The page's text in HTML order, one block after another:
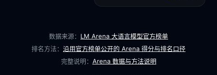
数据来源： LM Arena 大语言模型官方榜单
排名方法： 沿用官方榜单公开的 Arena 得分与排名口径
完整说明： Arena 数据与方法说明